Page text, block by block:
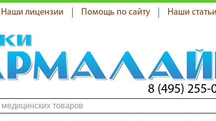
Наши лицензии Помощь по сайту Наши статьи
8 (495) 255-